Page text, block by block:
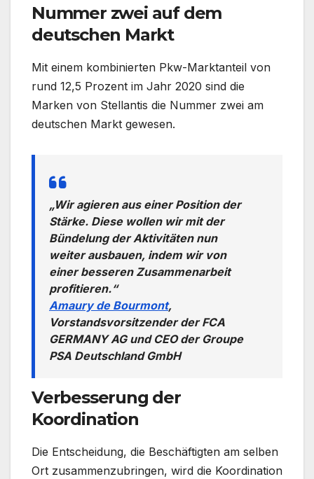
Nummer zwei auf dem
deutschen Markt
Mit einem kombinierten Pkw-Marktanteil von
rund 12,5 Prozent im Jahr 2020 sind die
Marken von Stellantis die Nummer zwei am
deutschen Markt gewesen.
„Wir agieren aus einer Position der
Stärke. Diese wollen wir mit der
Bündelung der Aktivitäten nun
weiter ausbauen, indem wir von
einer besseren Zusammenarbeit
profitieren.“
Amaury de Bourmont,
Vorstandsvorsitzender der FCA
GERMANY AG und CEO der Groupe
PSA Deutschland GmbH
Verbesserung der
Koordination
Die Entscheidung, die Beschäftigten am selben
Ort zusammenzubringen, wird die Koordination